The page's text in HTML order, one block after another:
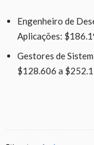
Engenheiro de
Aplicações:
Gestores de
$128.606 a